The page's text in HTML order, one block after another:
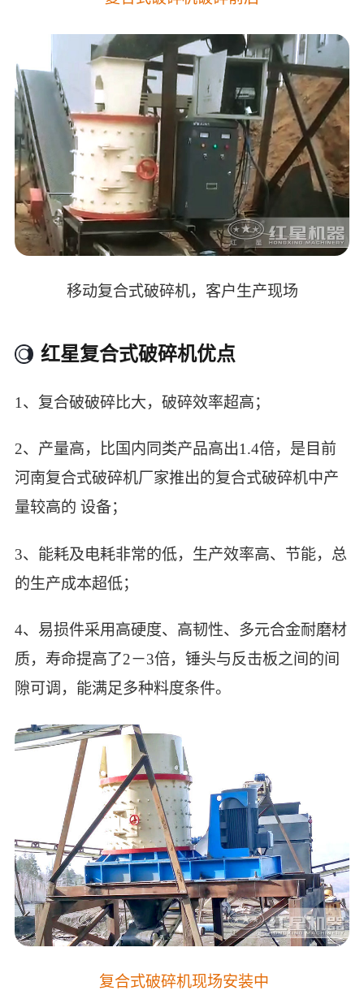
移动复合式破碎机，客户生产现场
红星复合式破碎机优点
1、复合破破碎比大，破碎效率超高；
2、产量高，比国内同类产品高出1.4倍，是目前
河南复合式破碎机厂家推出的复合式破碎机中产
量较高的 设备；
3、能耗及电耗非常的低，生产效率高、节能，总
的生产成本超低；
4、易损件采用高硬度、高韧性、多元合金耐磨材
质，寿命提高了2－3倍，锤头与反击板之间的间
隙可调，能满足多种料度条件。
复合式破碎机现场安装中